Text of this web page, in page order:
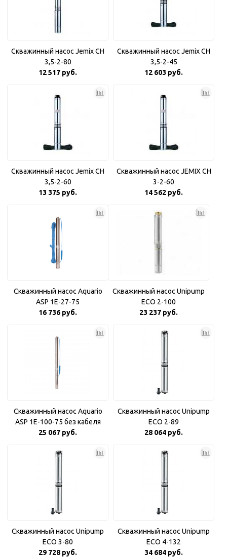
Скважинный насос Jemix CH
3,5-2-80
12 517 руб.
Скважинный насос Jemix CH
3,5-2-45
12 603 руб.
Скважинный насос Jemix CH
3,5-2-60
13 375 руб.
Скважинный насос JEMIX CH
3-2-60
14 562 руб.
Скважинный насос Aquario
ASP 1E-27-75
16 736 руб.
Скважинный насос Unipump
ECO 2-100
23 237 руб.
Скважинный насос Aquario
ASP 1E-100-75 без кабеля
25 067 руб.
Скважинный насос Unipump
ECO 2-89
28 064 руб.
Скважинный насос Unipump
ECO 3-80
29 728 руб.
Скважинный насос Unipump
ECO 4-132
34 684 руб.